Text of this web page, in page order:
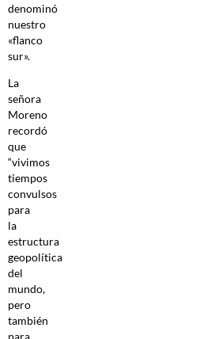
denominó
nuestro
«flanco
sur».
La
señora
Moreno
recordó
que
“vivimos
tiempos
convulsos
para
la
estructura
geopolítica
del
mundo,
pero
también